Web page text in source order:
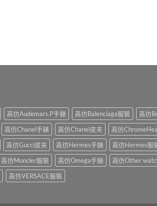
高仿Audemars.P手錶 高仿Balenciaga服裝
高仿
高仿Chanel手錶 高仿Chanel皮夹 高仿
高仿Gucci皮夹 高仿Hermes手錶 高仿Hermes服
高仿Moncler服裝 高仿Omega手錶 高仿Other
高仿VERSACE服裝